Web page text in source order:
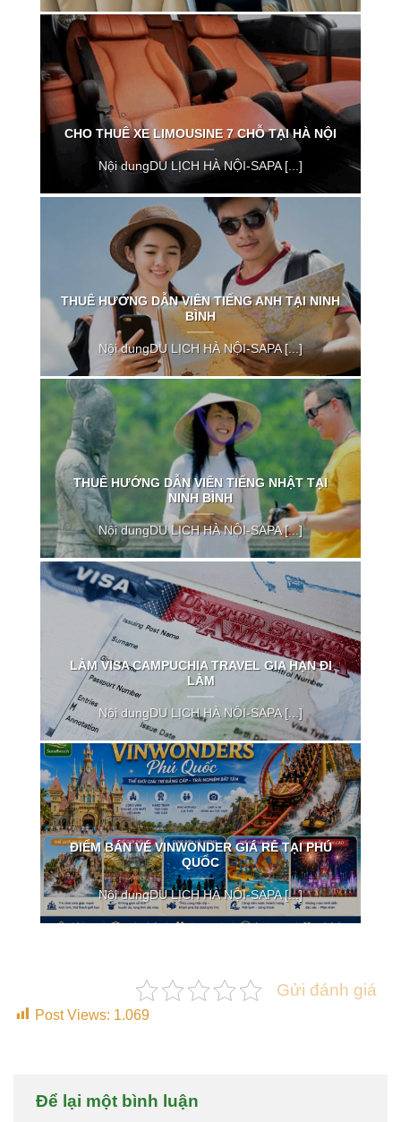
CHO THUÊ XE LIMOUSINE 7 CHỖ TẠI HÀ NỘI
Nội dungDU LỊCH HÀ NỘI-SAPA [...]
THUÊ HƯỚNG DẪN VIÊN TIẾNG ANH TẠI NINH
BÌNH
Nội dungDU LỊCH HÀ NỘI-SAPA [...]
THUÊ HƯỚNG DẪN VIÊN TIẾNG NHẬT TẠI
NINH BÌNH
Nội dungDU LỊCH HÀ NỘI-SAPA [...]
LÀM VISA CAMPUCHIA TRAVEL GIA HẠN ĐI
LÀM
Nội dungDU LỊCH HÀ NỘI-SAPA [...]
ĐIỂM BÁN VÉ VINWONDER GIÁ RẺ TẠI PHÚ
QUỐC
Nội dungDU LỊCH HÀ NỘI-SAPA [...]
Gửi đánh giá
Post Views: 1.069
Để lại một bình luận